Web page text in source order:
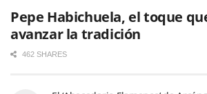
Pepe Habichuela, el toque
avanzar la tradición
462 SHARES